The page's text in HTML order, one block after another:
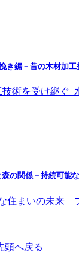
き鋸－昔の木材加工
術を受け継ぐ
の関係－持続可能
住まいの未来
頭へ戻る